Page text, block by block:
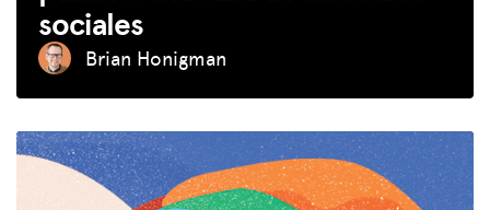
Donar
INICIAR SESIÓN
UNIRSE
sociales
Brian Honigman